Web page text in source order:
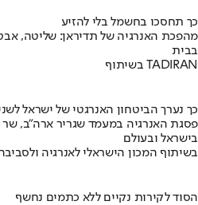
כך תחסכו בחשמל בלי להזיע
מהפכת האנרגיה של תדיראן: שליטה,
בבית
בשיתוף TADIRAN
כך נערך הביטחון האנרגטי של ישראל
פסגת האנרגיה במעמד שגריר ארה"ב, שר
בישראל ובעולם
בשיתוף המכון הישראלי לאנרגיה
הסוד לקירות נקיים ללא כתמים נחשף